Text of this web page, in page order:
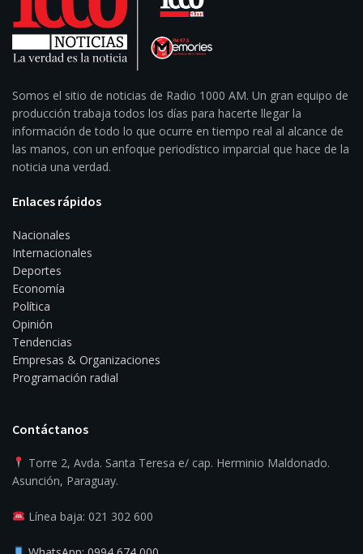
Somos el sitio de noticias de Radio 1000 AM. Un gran equipo de
producción trabaja todos los días para hacerte llegar la
información de todo lo que ocurre en tiempo real al alcance de
las manos, con un enfoque periodístico imparcial que hace de la
noticia una verdad.
Enlaces rápidos
Nacionales
Internacionales
Deportes
Economía
Política
Opinión
Tendencias
Empresas & Organizaciones
Programación radial
Contáctanos
Torre 2, Avda. Santa Teresa e/ cap. Herminio Maldonado.
Asunción, Paraguay.
Línea baja: 021 302 600